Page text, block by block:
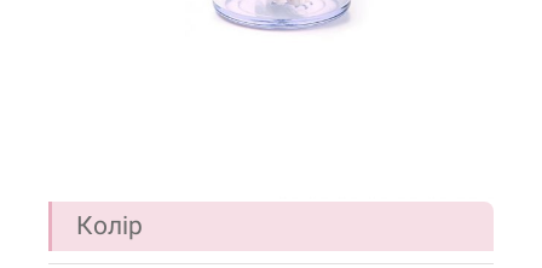
Колір